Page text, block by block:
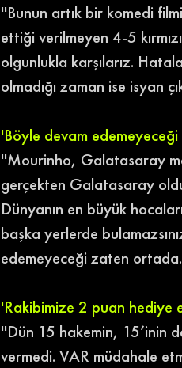
''Bunun artık bir komedi
ettiği verilmeyen 4-5
olgunlukla karşılarız.
olmadığı zaman ise isyan
'Böyle devam
''Mourinho, Galatasaray
gerçekten Galatasaray
Dünyanın en büyük
başka yerlerde
edemeyeceği zaten
'Rakibimize 2 puan hediye
''Dün 15 hakemin, 15’inin
vermedi. VAR müdahale